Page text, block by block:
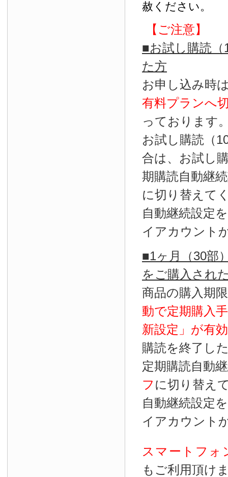
赦ください。
【ご注意】
■お試し購読
た方
お申し込み時
有料プランへ
っております
お試し購読（
合は、お試し
期購読自動継
に切り替えて
自動継続設定
イアカウント
■1ヶ月（30部
をご購入され
商品の購入期
動で定期購入
新設定」が有効
購読を終了し
定期購読自動
フ に切り替え
自動継続設定
イアカウント
スマートフォ
もご利用頂け